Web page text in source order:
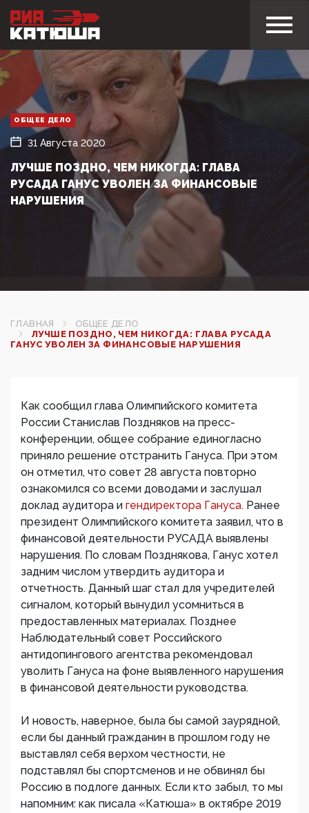
ОБЩЕЕ ДЕЛО
31 Августа 2020
ЛУЧШЕ ПОЗДНО, ЧЕМ НИКОГДА: ГЛАВА
РУСАДА ГАНУС УВОЛЕН ЗА ФИНАНСОВЫЕ
НАРУШЕНИЯ
ГЛАВНАЯ
ОБЩЕЕ ДЕЛО
ЛУЧШЕ ПОЗДНО, ЧЕМ НИКОГДА: ГЛАВА РУСАДА
ГАНУС УВОЛЕН ЗА ФИНАНСОВЫЕ НАРУШЕНИЯ
Как сообщил глава Олимпийского комитета
России Станислав Поздняков на пресс-
конференции, общее собрание единогласно
приняло решение отстранить Гануса. При этом
он отметил, что совет 28 августа повторно
ознакомился со всеми доводами и заслушал
доклад аудитора и гендиректора Гануса. Ранее
президент Олимпийского комитета заявил, что в
финансовой деятельности РУСАДА выявлены
нарушения. По словам Позднякова, Ганус хотел
задним числом утвердить аудитора и
отчетность. Данный шаг стал для учредителей
сигналом, который вынудил усомниться в
предоставленных материалах. Позднее
Наблюдательный совет Российского
антидопингового агентства рекомендовал
уволить Гануса на фоне выявленного нарушения
в финансовой деятельности руководства.
И новость, наверное, была бы самой заурядной,
если бы данный гражданин в прошлом году не
выставлял себя верхом честности, не
подставлял бы спортсменов и не обвинял бы
Россию в подлоге данных. Если кто забыл, то мы
напомним: как писала «Катюша» в октябре 2019